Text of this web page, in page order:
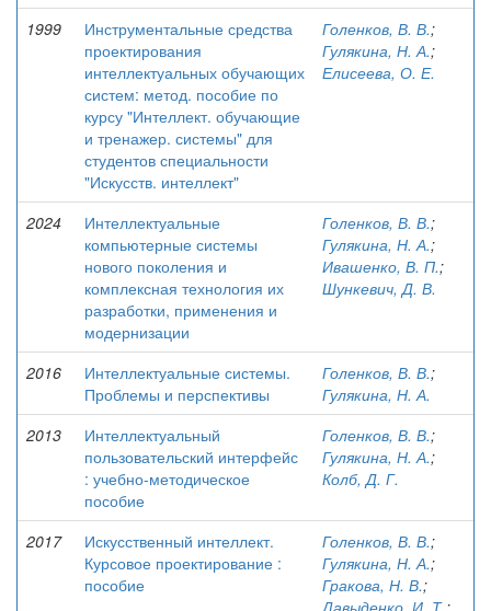
1999
Инструментальные средства
проектирования
интеллектуальных обучающих
систем: метод. пособие по
курсу "Интеллект. обучающие
и тренажер. системы" для
студентов специальности
"Искусств. интеллект"
Голенков, В. В.;
Гулякина, Н. А.;
Елисеева, О. Е.
2024
Интеллектуальные
компьютерные системы
нового поколения и
комплексная технология их
разработки, применения и
модернизации
Голенков, В. В.;
Гулякина, Н. А.;
Ивашенко, В. П.;
Шункевич, Д. В.
2016
Интеллектуальные системы.
Проблемы и перспективы
Голенков, В. В.;
Гулякина, Н. А.
2013
Интеллектуальный
пользовательский интерфейс
: учебно-методическое
пособие
Голенков, В. В.;
Гулякина, Н. А.;
Колб, Д. Г.
2017
Искусственный интеллект.
Курсовое проектирование :
пособие
Голенков, В. В.;
Гулякина, Н. А.;
Гракова, Н. В.;
Давыденко, И. Т.;